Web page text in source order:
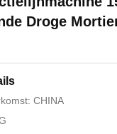
Droge
CHINA